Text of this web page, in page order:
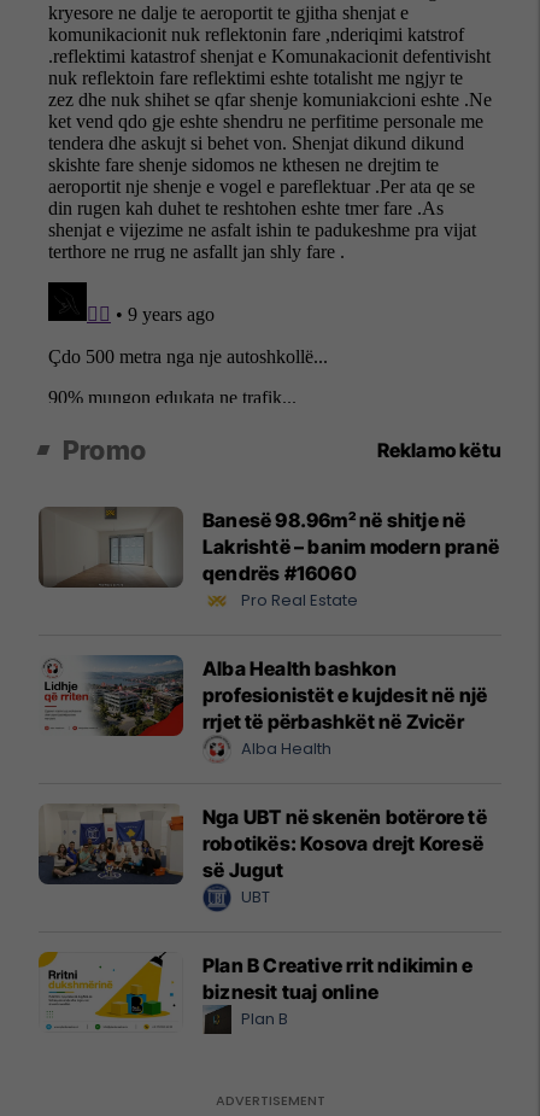
Promo Reklamo këtu
Banesë 98.96m² në shitje në
Lakrishtë – banim modern pranë
qendrës #16060
Pro Real Estate
Alba Health bashkon
profesionistët e kujdesit në një
rrjet të përbashkët në Zvicër
Alba Health
Nga UBT në skenën botërore të
robotikës: Kosova drejt Koresë
së Jugut
UBT
Plan B Creative rrit ndikimin e
biznesit tuaj online
Plan B